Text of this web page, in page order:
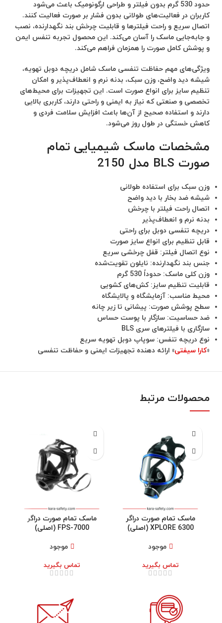
حدود 530 گرم بدون فیلتر و طراحی ارگونومیک باعث می‌شود
کاربران در فعالیت‌های طولانی بدون فشار بر صورت فعالیت کنند.
اتصال سریع و راحت فیلترها و قابلیت چرخش بند نگهدارنده، نصب
و جابه‌جایی ماسک را آسان می‌کند. این محصول تجربه تنفس ایمن
و پوشش کامل صورت را همزمان فراهم می‌کند.
ویژگی‌های مهم حفاظت تنفسی ماسک شامل دریچه دوبل تهویه،
شیشه دید واضح، وزن سبک، بدنه نرم و انعطاف‌پذیر و امکان
تنظیم سایز برای انواع صورت است. این تجهیزات برای محیط‌های
تخصصی و صنعتی که نیاز به ایمنی و راحتی دارند، کاربری بالایی
دارند و استفاده صحیح از آن‌ها باعث افزایش سلامت فردی و
کاهش خستگی در طول روز می‌شود.
مشخصات ماسک شیمیایی تمام
صورت BLS مدل 2150
وزن سبک برای استفاده طولانی
شیشه ضد بخار با دید واضح
اتصال راحت فیلتر با چرخش
بدنه نرم و انعطاف‌پذیر
دریچه تنفسی دوبل برای راحتی
قابل تنظیم برای انواع سایز صورت
نوع اتصال فیلتر: قفل چرخشی سریع
جنس بند نگهدارنده: نایلون تقویت‌شده
وزن کلی ماسک: حدوداً 530 گرم
قابلیت تنظیم سایز: کش‌های کشویی
محیط مناسب: آزمایشگاه و پالایشگاه
سطح پوشش صورت: پیشانی تا زیر چانه
ضد حساسیت: سازگار با پوست حساس
سازگاری با فیلترهای سری BLS
نوع دریچه تنفس: سوپاپ دوبل تهویه سریع
«کارا سیفتی» ارائه دهنده تجهیزات ایمنی و حفاظت تنفسی
محصولات مرتبط
ماسک تمام صورت دراگر
XPLORE 6300 (اصلی)
موجود
تماس بگیرید
ماسک تمام صورت دراگر
FPS-7000 (اصلی)
موجود
تماس بگیرید